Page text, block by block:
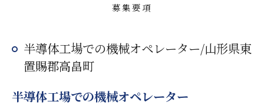
募集要項
半導体工場での機械オペレーター/山形県東
置賜郡高畠町
半導体工場での機械オペレーター